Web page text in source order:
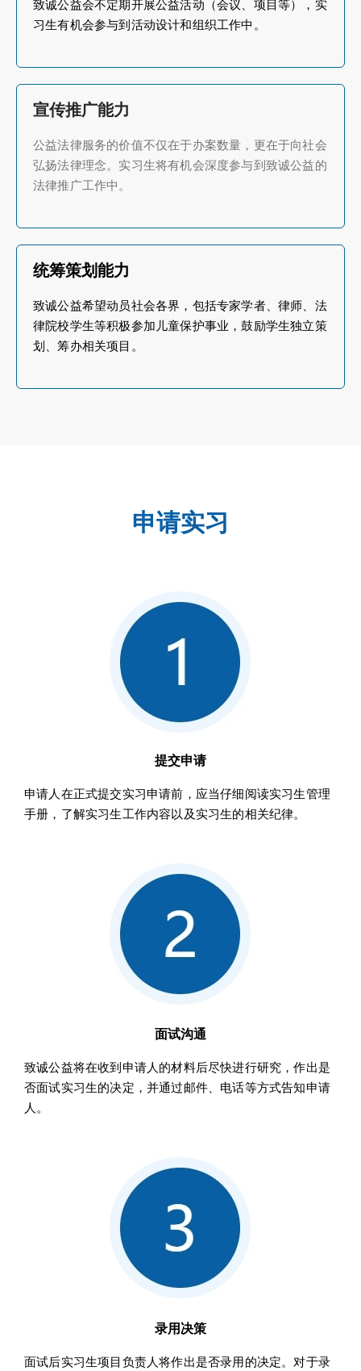
致诚公益会不定期开展公益活动（会议、项目等），实
习生有机会参与到活动设计和组织工作中。
宣传推广能力
公益法律服务的价值不仅在于办案数量，更在于向社会
弘扬法律理念。实习生将有机会深度参与到致诚公益的
法律推广工作中。
统筹策划能力
致诚公益希望动员社会各界，包括专家学者、律师、法
律院校学生等积极参加儿童保护事业，鼓励学生独立策
划、筹办相关项目。
申请实习
提交申请
申请人在正式提交实习申请前，应当仔细阅读实习生管理
手册，了解实习生工作内容以及实习生的相关纪律。
面试沟通
致诚公益将在收到申请人的材料后尽快进行研究，作出是
否面试实习生的决定，并通过邮件、电话等方式告知申请
人。
录用决策
面试后实习生项目负责人将作出是否录用的决定。对于录